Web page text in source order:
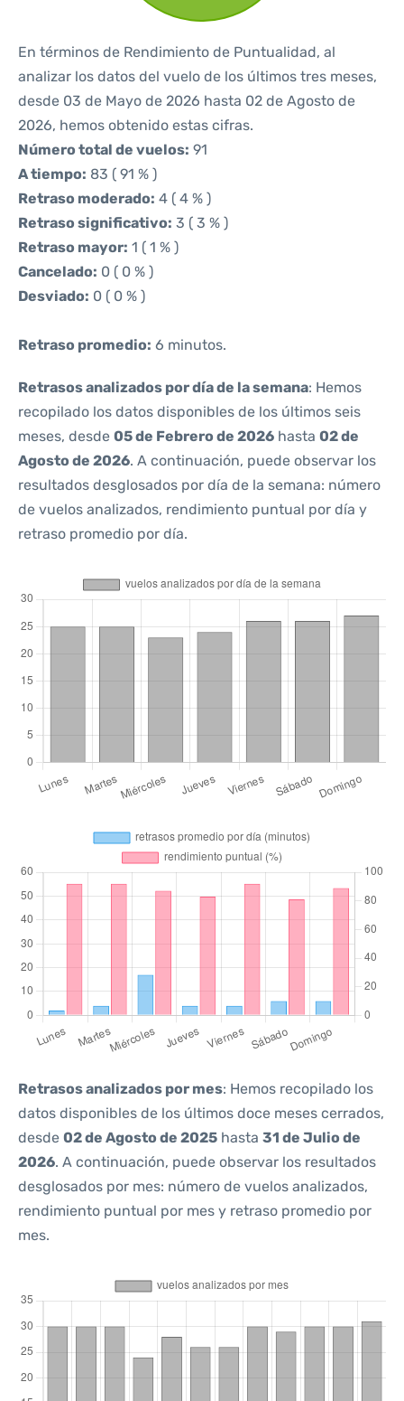
En términos de Rendimiento de Puntualidad, al
analizar los datos del vuelo de los últimos tres meses,
desde 03 de Mayo de 2026 hasta 02 de Agosto de
2026, hemos obtenido estas cifras.
Número total de vuelos: 91
A tiempo: 83 ( 91 % )
Retraso moderado: 4 ( 4 % )
Retraso significativo: 3 ( 3 % )
Retraso mayor: 1 ( 1 % )
Cancelado: 0 ( 0 % )
Desviado: 0 ( 0 % )
Retraso promedio: 6 minutos.
Retrasos analizados por día de la semana: Hemos
recopilado los datos disponibles de los últimos seis
meses, desde 05 de Febrero de 2026 hasta 02 de
Agosto de 2026. A continuación, puede observar los
resultados desglosados por día de la semana: número
de vuelos analizados, rendimiento puntual por día y
retraso promedio por día.
Retrasos analizados por mes: Hemos recopilado los
datos disponibles de los últimos doce meses cerrados,
desde 02 de Agosto de 2025 hasta 31 de Julio de
2026. A continuación, puede observar los resultados
desglosados por mes: número de vuelos analizados,
rendimiento puntual por mes y retraso promedio por
mes.